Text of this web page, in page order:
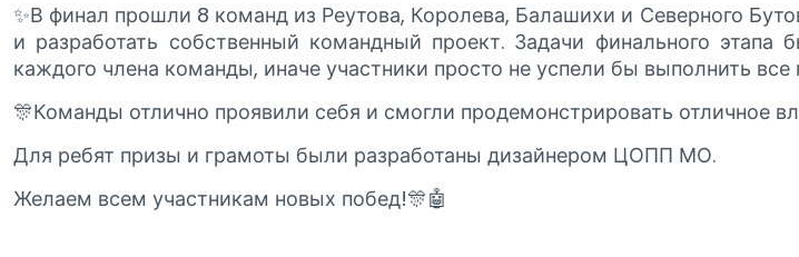
✨В финал прошли 8 команд из Реутова, Королева, Балашихи и Северного
и разработать собственный командный проект. Задачи финального
каждого члена команды, иначе участники просто не успели бы выполнить все
🎊Команды отлично проявили себя и смогли продемонстрировать отличное
Для ребят призы и грамоты были разработаны дизайнером ЦОПП МО.
Желаем всем участникам новых побед!🎊🤖